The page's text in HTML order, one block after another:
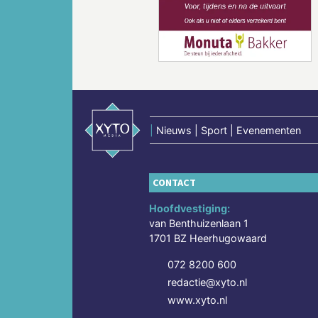
Nieuws | Sport | Evenementen
CONTACT
Hoofdvestiging:
van Benthuizenlaan 1
1701 BZ Heerhugowaard
072 8200 600
redactie@xyto.nl
www.xyto.nl